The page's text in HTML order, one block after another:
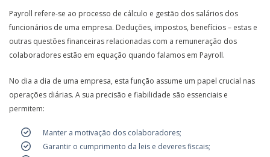
Payroll refere-se ao processo de cálculo e gestão dos salários dos
funcionários de uma empresa. Deduções, impostos, benefícios – estas e
outras questões financeiras relacionadas com a remuneração dos
colaboradores estão em equação quando falamos em Payroll.
No dia a dia de uma empresa, esta função assume um papel crucial nas
operações diárias. A sua precisão e fiabilidade são essenciais e
permitem:
Manter a motivação dos colaboradores;
Garantir o cumprimento da leis e deveres fiscais;